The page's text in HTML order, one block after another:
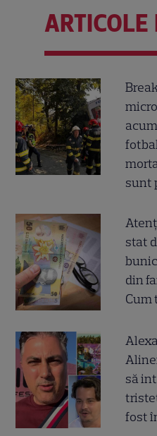
ARTICOLE
sunt
stat
din
Cum
să
fost